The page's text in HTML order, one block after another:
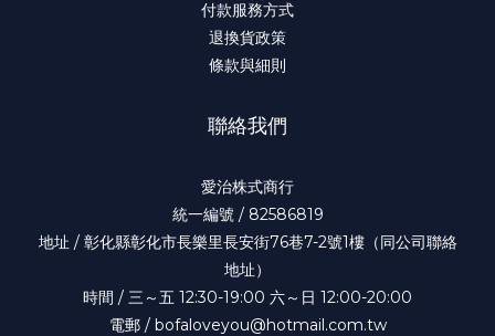
付款服務方式
退換貨政策
條款與細則
聯絡我們
愛治株式商行
統一編號 / 82586819
地址 / 彰化縣彰化市長樂里長安街76巷7-2號1樓（同公司聯絡
地址）
時間 / 三～五 12:30-19:00 六～日 12:00-20:00
電郵 / bofaloveyou@hotmail.com.tw